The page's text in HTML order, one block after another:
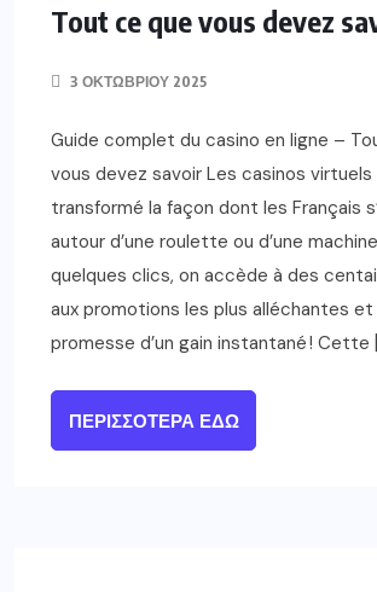
Tout ce que vous devez
3 ΟΚΤΩΒΡΊΟΥ 2025
Guide complet du casino en ligne –
vous devez savoir Les casinos
transformé la façon dont les Français
autour d’une roulette ou d’une
quelques clics, on accède à des
aux promotions les plus alléchantes et
promesse d’un gain instantané ! Cette
ΠΕΡΙΣΣΌΤΕΡΑ ΕΔΏ